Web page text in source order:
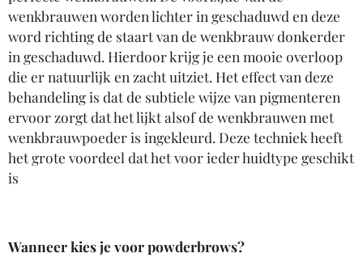
wenkbrauwen worden lichter in geschaduwd en deze
word richting de staart van de wenkbrauw donkerder
in geschaduwd. Hierdoor krijg je een mooie overloop
die er natuurlijk en zacht uitziet. Het effect van deze
behandeling is dat de subtiele wijze van pigmenteren
ervoor zorgt dat het lijkt alsof de wenkbrauwen met
wenkbrauwpoeder is ingekleurd. Deze techniek heeft
het grote voordeel dat het voor ieder huidtype geschikt
is
Wanneer kies je voor powderbrows?